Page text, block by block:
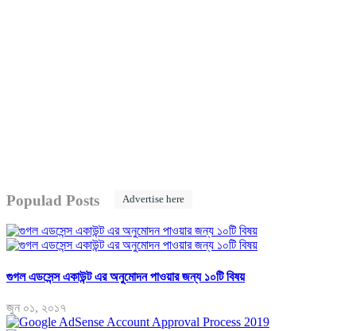
Advertise here
Populad Posts
গুগল এডসেন্স একাউন্ট এর অনুমোদন পাওয়ার জন্য ১০টি বিষয়
জুন ০১, ২০১৭